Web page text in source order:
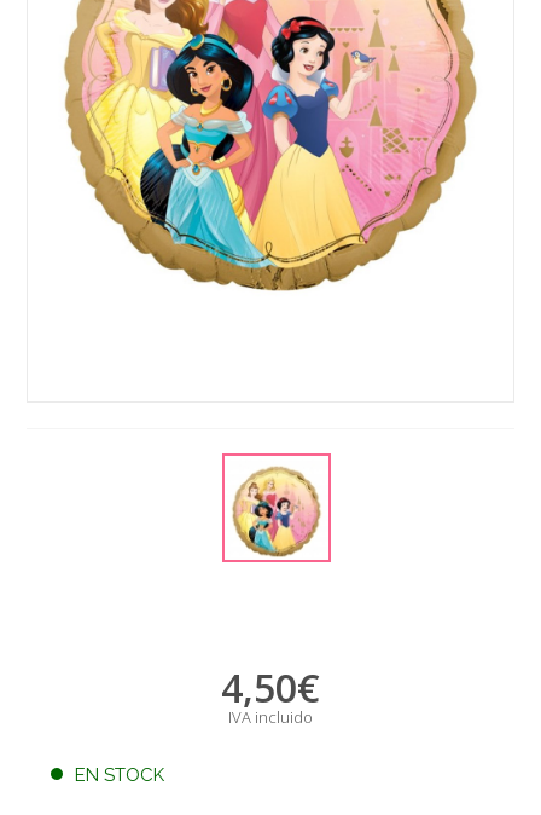
4,50€
IVA incluido
EN STOCK